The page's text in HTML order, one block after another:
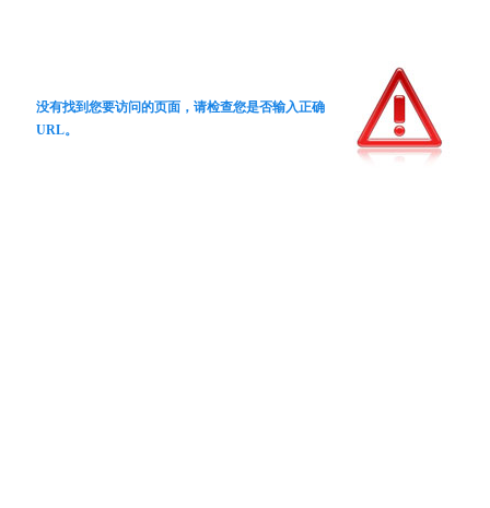
没有找到您要访问的页面，请检查您是否输入正确
URL。